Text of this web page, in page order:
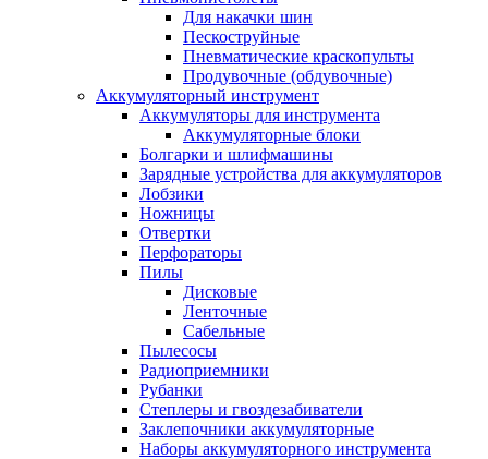
Для накачки шин
Пескоструйные
Пневматические краскопульты
Продувочные (обдувочные)
Аккумуляторный инструмент
Аккумуляторы для инструмента
Аккумуляторные блоки
Болгарки и шлифмашины
Зарядные устройства для аккумуляторов
Лобзики
Ножницы
Отвертки
Перфораторы
Пилы
Дисковые
Ленточные
Сабельные
Пылесосы
Радиоприемники
Рубанки
Степлеры и гвоздезабиватели
Заклепочники аккумуляторные
Наборы аккумуляторного инструмента